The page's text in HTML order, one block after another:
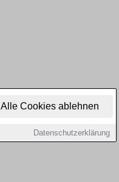
Alle Cookies ablehnen
Datenschutzerklärung